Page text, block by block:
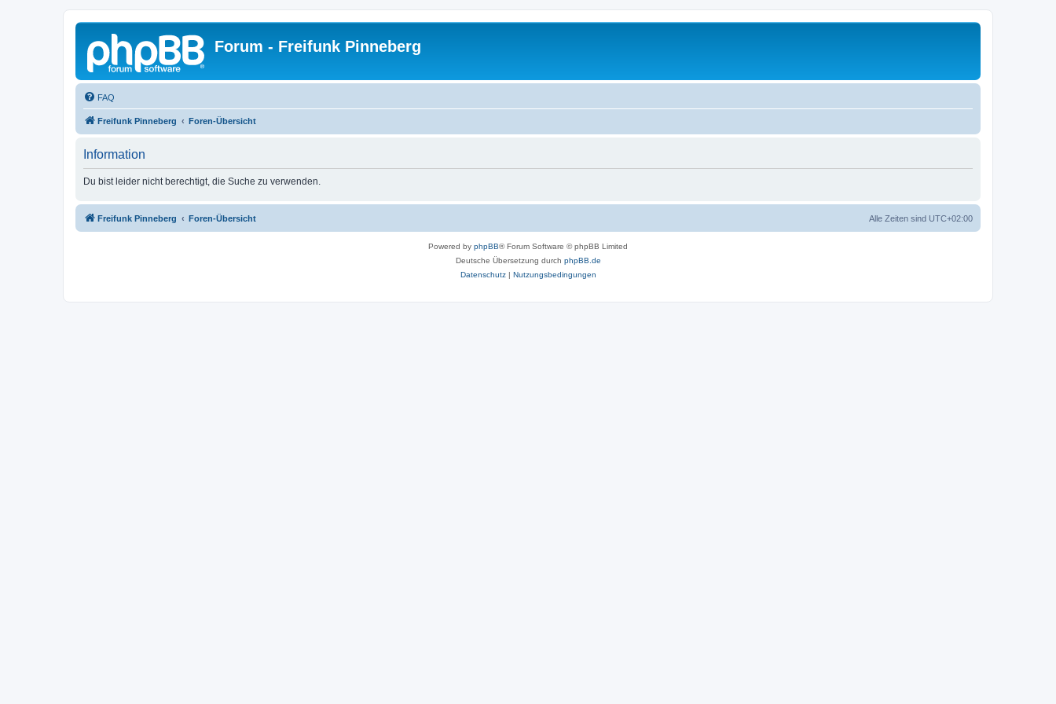
Forum - Freifunk Pinneberg
FAQ
Freifunk Pinneberg Foren-Übersicht
Information
Du bist leider nicht berechtigt, die Suche zu verwenden.
Freifunk Pinneberg Foren-Übersicht Alle Zeiten sind UTC+02:00
Powered by phpBB® Forum Software © phpBB Limited
Deutsche Übersetzung durch phpBB.de
Datenschutz| Nutzungsbedingungen